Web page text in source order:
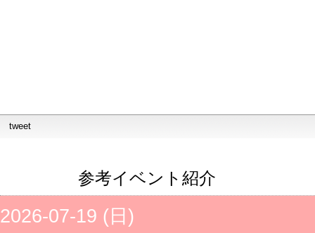
tweet
参考イベント紹介
2026-07-19 (日)